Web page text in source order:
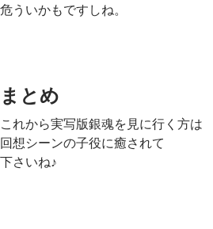
危ういかもですしね。
まとめ
これから実写版銀魂を見に行く方は
回想シーンの子役に癒されて
下さいね♪